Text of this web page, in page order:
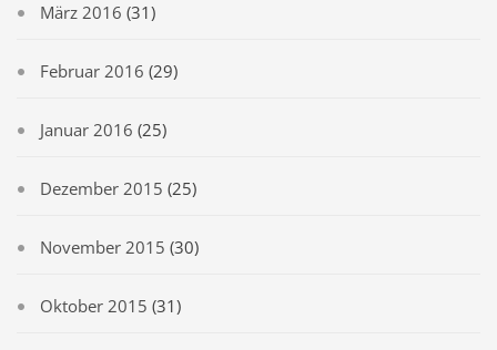
März 2016 (31)
Februar 2016 (29)
Januar 2016 (25)
Dezember 2015 (25)
November 2015 (30)
Oktober 2015 (31)